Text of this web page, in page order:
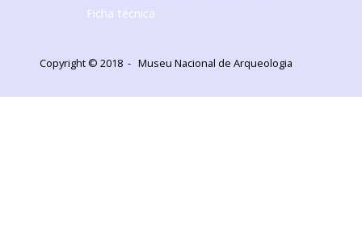
Ficha técnica
Copyright © 2018 - Museu Nacional de Arqueologia